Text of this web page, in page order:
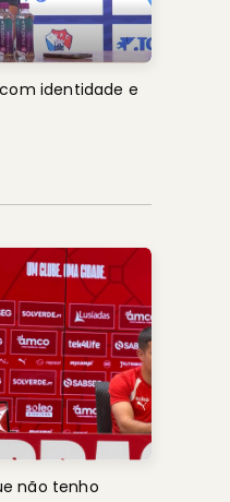
identidade e
não tenho